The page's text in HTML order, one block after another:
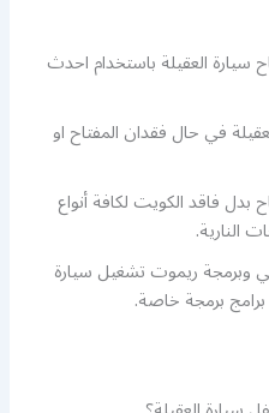
العقيلة باستخدام احدث
في حال فقدان المفتاح او
فاقد الكويت لكافة أنواع
النارية.
وبرمجة ريموت تشغيل سيارة
برمجة خاصة.